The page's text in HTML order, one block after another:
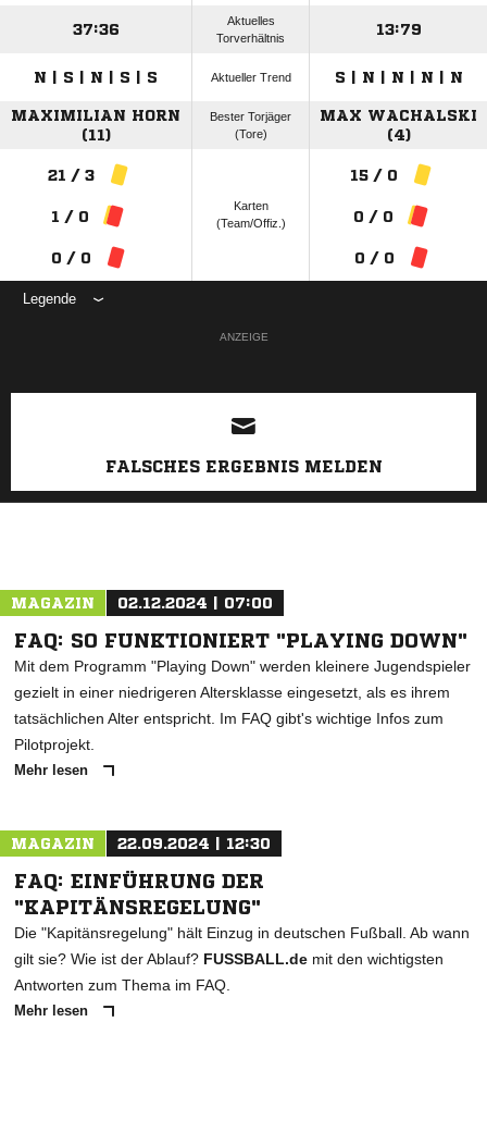
37:36
Aktuelles
Torverhältnis
13:79
N | S | N | S | S Aktueller Trend S | N | N | N | N
MAXIMILIAN HORN
(11)
Bester Torjäger
(Tore)
MAX WACHALSKI
(4)
21 / 3
1 / 0
0 / 0
Karten
(Team/Offiz.)
15 / 0
0 / 0
0 / 0
Legende
ANZEIGE
FALSCHES ERGEBNIS MELDEN
MAGAZIN 02.12.2024 | 07:00
FAQ: SO FUNKTIONIERT "PLAYING DOWN"
Mit dem Programm "Playing Down" werden kleinere Jugendspieler
gezielt in einer niedrigeren Altersklasse eingesetzt, als es ihrem
tatsächlichen Alter entspricht. Im FAQ gibt's wichtige Infos zum
Pilotprojekt.
Mehr lesen
MAGAZIN 22.09.2024 | 12:30
FAQ: EINFÜHRUNG DER
"KAPITÄNSREGELUNG"
Die "Kapitänsregelung" hält Einzug in deutschen Fußball. Ab wann
gilt sie? Wie ist der Ablauf? FUSSBALL.de mit den wichtigsten
Antworten zum Thema im FAQ.
Mehr lesen